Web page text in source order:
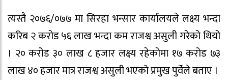
त्यस्तै २०७६/०७७ मा सिरहा भन्सार कार्यालयले लक्ष्य भन्दा
करिब २ करोड ५६ लाख भन्दा कम राजश्व असुली गरेको थियो
। २० करोड ३० लाख ८ हजार लक्ष्य रहेकोमा १७ करोड ७३
लाख ४० हजार मात्र राजश्व असुली भएको प्रमुख पुर्वेले बताए ।